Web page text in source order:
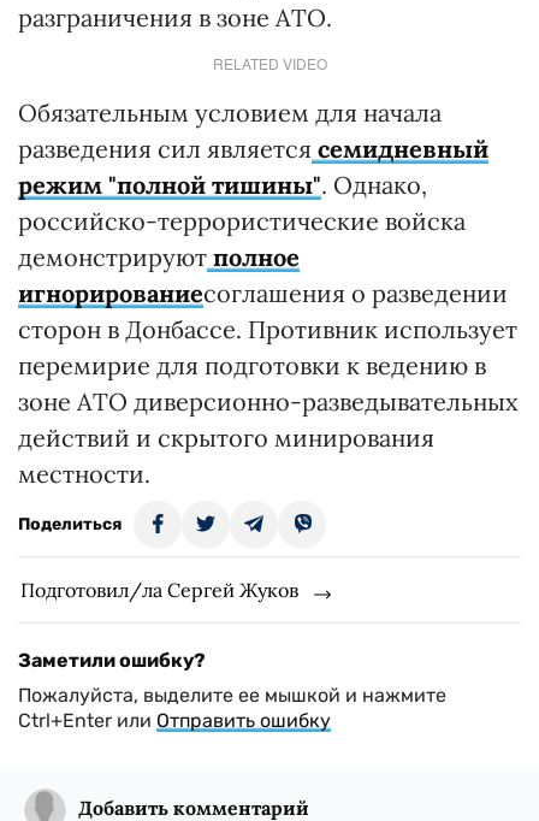
разграничения в зоне АТО.
RELATED VIDEO
Обязательным условием для начала
разведения сил является семидневный
режим "полной тишины". Однако,
российско-террористические войска
демонстрируют полное
игнорированиесоглашения о разведении
сторон в Донбассе. Противник использует
перемирие для подготовки к ведению в
зоне АТО диверсионно-разведывательных
действий и скрытого минирования
местности.
Поделиться
Подготовил/ла Сергей Жуков
Заметили ошибку?
Пожалуйста, выделите ее мышкой и нажмите
Ctrl+Enter или Отправить ошибку
Добавить комментарий